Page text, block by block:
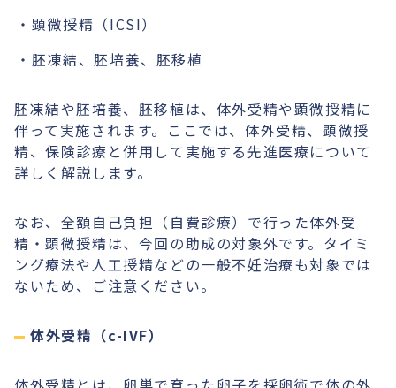
顕微授精（ICSI）
胚凍結、胚培養、胚移植
胚凍結や胚培養、胚移植は、体外受精や顕微授精に
伴って実施されます。ここでは、体外受精、顕微授
精、保険診療と併用して実施する先進医療について
詳しく解説します。
なお、全額自己負担（自費診療）で行った体外受
精・顕微授精は、今回の助成の対象外です。タイミ
ング療法や人工授精などの一般不妊治療も対象では
ないため、ご注意ください。
体外受精（c-IVF）